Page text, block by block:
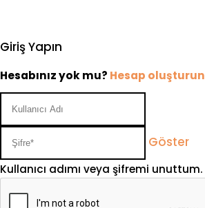
Giriş Yapın
Hesabınız yok mu? Hesap oluşturun
Göster
Kullanıcı adımı veya şifremi unuttum.